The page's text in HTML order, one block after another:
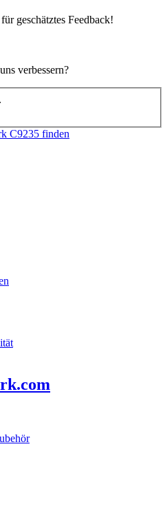
geschätztes Feedback!
verbessern?
C9235 finden